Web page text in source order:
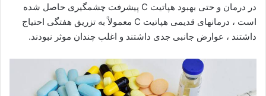
در درمان و حتی بهبود هپاتیت C پیشرفت چشمگیری حاصل شده
است ، درمانهای قدیمی هپاتیت C معمولاً به تزریق هفتگی احتیاج
داشتند ، عوارض جانبی جدی داشتند و اغلب چندان موثر نبودند.